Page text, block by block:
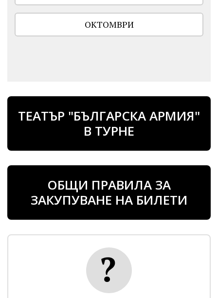
ОКТОМВРИ
ТЕАТЪР "БЪЛГАРСКА АРМИЯ"
В ТУРНЕ
ОБЩИ ПРАВИЛА ЗА
ЗАКУПУВАНЕ НА БИЛЕТИ